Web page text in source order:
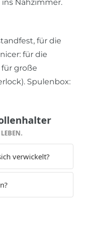
Nähzimmer.
für die
für die
für große
Spulenbox:
verwickelt?